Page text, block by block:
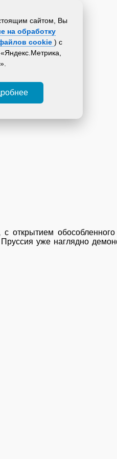
уже наглядно
сайтом, Вы
на обработку
cookie ) с